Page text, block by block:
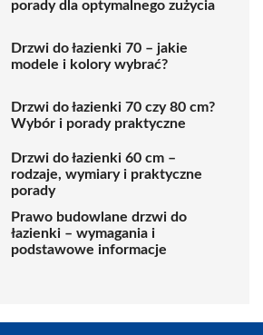
porady dla optymalnego zużycia
Drzwi do łazienki 70 – jakie
modele i kolory wybrać?
Drzwi do łazienki 70 czy 80 cm?
Wybór i porady praktyczne
Drzwi do łazienki 60 cm –
rodzaje, wymiary i praktyczne
porady
Prawo budowlane drzwi do
łazienki – wymagania i
podstawowe informacje